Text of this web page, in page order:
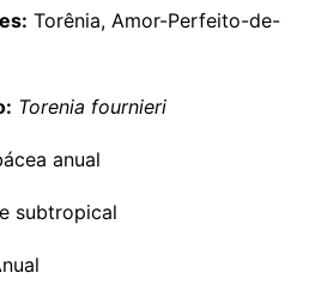
Torênia, Amor-Perfeito-de-
Torenia fournieri
anual
subtropical